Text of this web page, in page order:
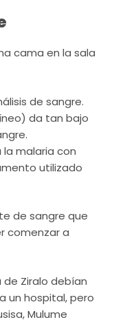
cama en la sala
de sangre.
da tan bajo
malaria con
utilizado
de sangre que
comenzar a
Ziralo debían
un hospital, pero
Mulume